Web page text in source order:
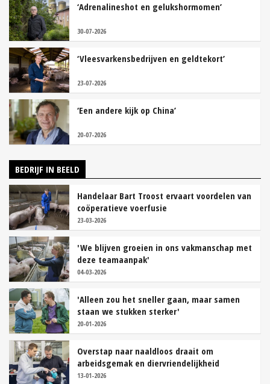
‘Adrenalineshot en gelukshormomen’
30-07-2026
‘Vleesvarkensbedrijven en geldtekort’
23-07-2026
‘Een andere kijk op China’
20-07-2026
BEDRIJF IN BEELD
Handelaar Bart Troost ervaart voordelen van
coöperatieve voerfusie
23-03-2026
'We blijven groeien in ons vakmanschap met
deze teamaanpak'
04-03-2026
'Alleen zou het sneller gaan, maar samen
staan we stukken sterker'
20-01-2026
Overstap naar naaldloos draait om
arbeidsgemak en diervriendelijkheid
13-01-2026